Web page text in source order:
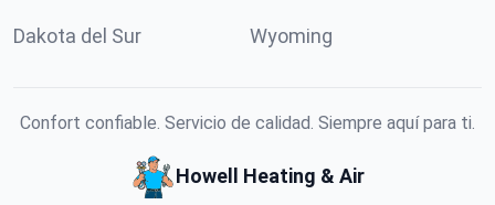
Dakota del Sur Wyoming
Confort confiable. Servicio de calidad. Siempre aquí para ti.
Howell Heating & Air